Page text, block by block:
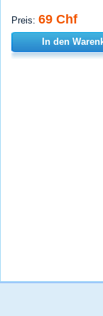
Preis: 69 Chf
In den